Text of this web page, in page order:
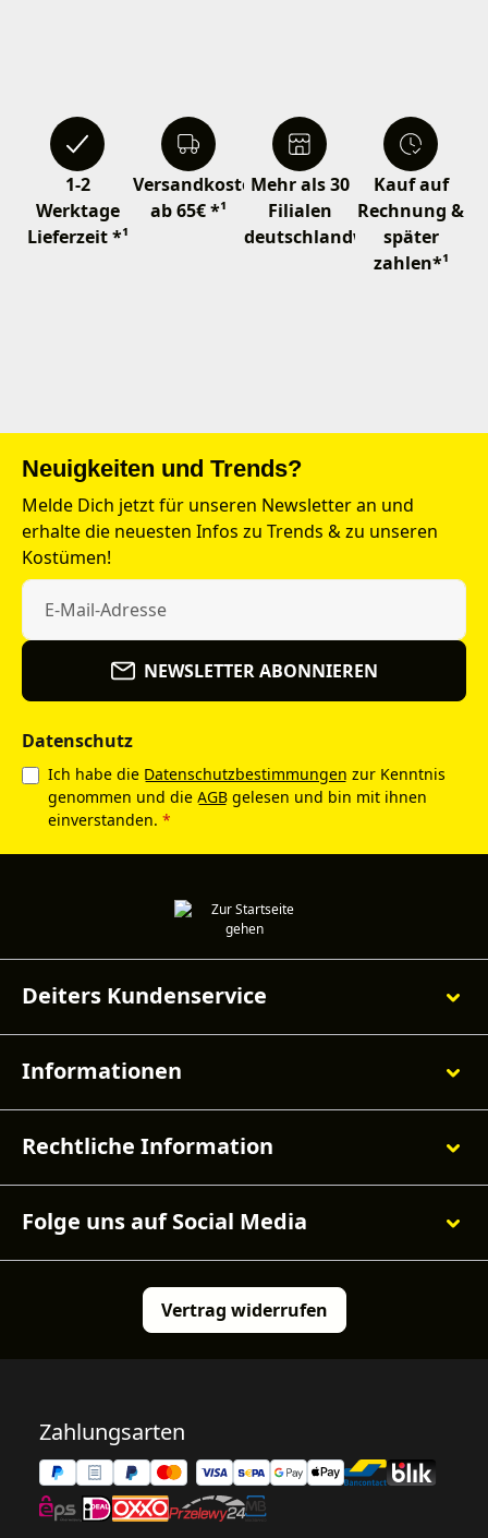
1-2
Werktage
Lieferzeit *¹
Versandkostenfrei
ab 65€ *¹
Mehr als 30
Filialen
deutschlandweit
Kauf auf
Rechnung &
später
zahlen*¹
Neuigkeiten und Trends?
Melde Dich jetzt für unseren Newsletter an und
erhalte die neuesten Infos zu Trends & zu unseren
Kostümen!
NEWSLETTER ABONNIEREN
Datenschutz
Ich habe die Datenschutzbestimmungen zur Kenntnis
genommen und die AGB gelesen und bin mit ihnen
einverstanden. *
Deiters Kundenservice
Informationen
Rechtliche Information
Folge uns auf Social Media
Vertrag widerrufen
Zahlungsarten